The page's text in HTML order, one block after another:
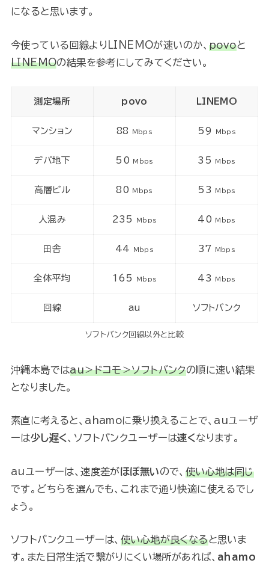
になると思います。
今使っている回線よりLINEMOが速いのか、 povoと
LINEMOの結果を参考にしてみてください。
測定場所 povo LINEMO
マンション 88 Mbps 59 Mbps
デパ地下 50 Mbps 35 Mbps
高層ビル 80 Mbps 53 Mbps
人混み 235 Mbps 40 Mbps
田舎 44 Mbps 37 Mbps
全体平均 165 Mbps 43 Mbps
回線 au ソフトバンク
ソフトバンク回線以外と比較
沖縄本島ではau＞ドコモ＞ソフトバンクの順に速い結果
となりました。
素直に考えると、ahamoに乗り換えることで、auユーザ
ーは少し遅く、ソフトバンクユーザーは速くなります。
auユーザーは、速度差がほぼ無いので、 使い心地は同じ
です。どちらを選んでも、これまで通り快適に使えるでし
ょう。
ソフトバンクユーザーは、 使い心地が良くなると思いま
す。また日常生活で繋がりにくい場所があれば、 ahamo